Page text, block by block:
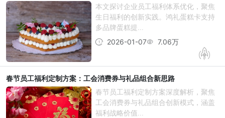
本文探讨企业员工福利体系优化，聚焦
生日福利的创新实践。鸿礼蛋糕卡支持
多品牌蛋糕提...
2026-01-07
7.06万
春节员工福利定制方案：工会消费券与礼品组合新思路
春节员工福利定制方案深度解析，聚焦
工会消费券与礼品组合创新模式，涵盖
福利战略价值...